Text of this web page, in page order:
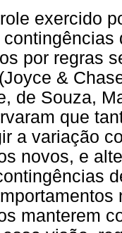
exercido
por regras
&
de Souza,
que
a variação
novos, e
manterem